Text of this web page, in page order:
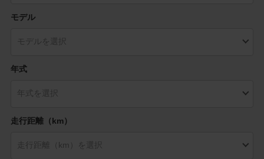
モデル
年式
走行距離（km）